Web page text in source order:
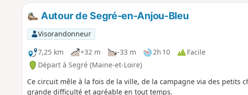
Autour de Segré-en-Anjou-Bleu
Visorandonneur
7,25 km
+32 m -33 m 2h 10
Facile
Départ à Segré (Maine-et-Loire)
Ce circuit mêle à la fois de la ville, de la campagne via des petits
grande difficulté et agréable en tout temps.